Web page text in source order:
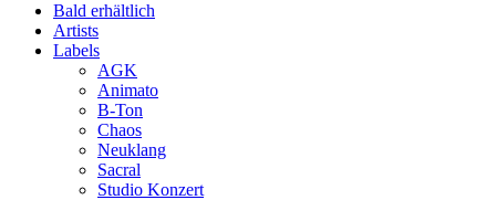
Bald erhältlich
Artists
Labels
AGK
Animato
B-Ton
Chaos
Neuklang
Sacral
Studio Konzert